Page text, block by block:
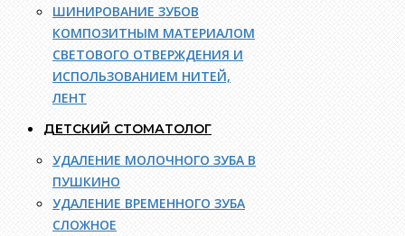
ШИНИРОВАНИЕ ЗУБОВ
КОМПОЗИТНЫМ МАТЕРИАЛОМ
СВЕТОВОГО ОТВЕРЖДЕНИЯ И
ИСПОЛЬЗОВАНИЕМ НИТЕЙ,
ЛЕНТ
ДЕТСКИЙ СТОМАТОЛОГ
УДАЛЕНИЕ МОЛОЧНОГО ЗУБА В
ПУШКИНО
УДАЛЕНИЕ ВРЕМЕННОГО ЗУБА
СЛОЖНОЕ